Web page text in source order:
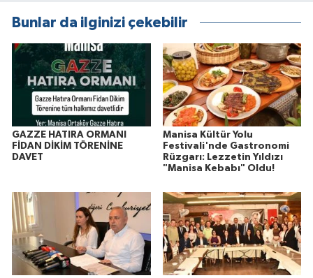
Bunlar da ilginizi çekebilir
GAZZE HATIRA ORMANI
FİDAN DİKİM TÖRENİNE
DAVET
Manisa Kültür Yolu
Festivali'nde Gastronomi
Rüzgarı: Lezzetin Yıldızı
"Manisa Kebabı" Oldu!